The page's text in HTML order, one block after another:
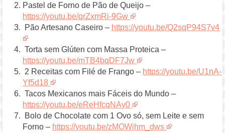
Pastel de Forno de Pão de Queijo –
https://youtu.be/qrZxmRi-9Gw
Pão Artesano Caseiro – https://youtu.be/Q2sqP94S7v4
Torta sem Glúten com Massa Proteica –
https://youtu.be/mTB4bqDF7Jw
2 Receitas com Filé de Frango – https://youtu.be/U1nA-
Yf5d18
Tacos Mexicanos mais Fáceis do Mundo –
https://youtu.be/eReHfcqNAy0
Bolo de Chocolate com 1 Ovo só, sem Leite e sem
Forno – https://youtu.be/zMOWihm_dws